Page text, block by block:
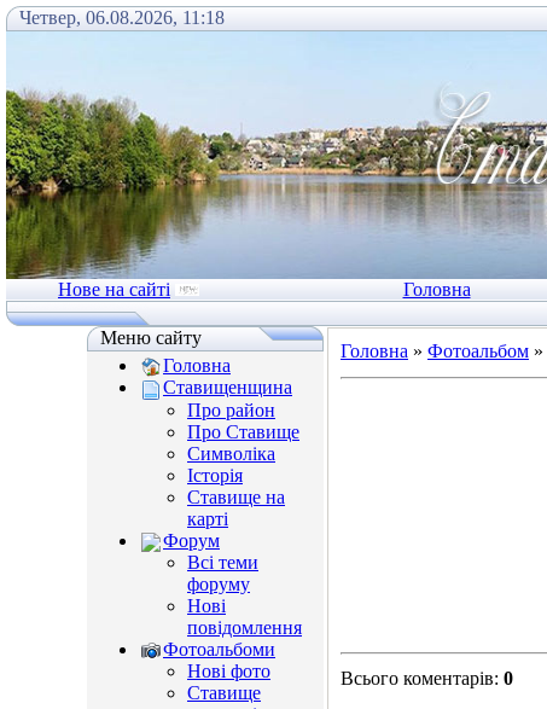
Четвер, 06.08.2026, 11:18
Нове на сайті Головна
Меню сайту
Головна
Ставищенщина
Про район
Про Ставище
Символіка
Історія
Ставище на
карті
Форум
Всі теми
форуму
Нові
повідомлення
Фотоальбоми
Нові фото
Ставище
Головна » Фотоальбом »
Всього коментарів: 0